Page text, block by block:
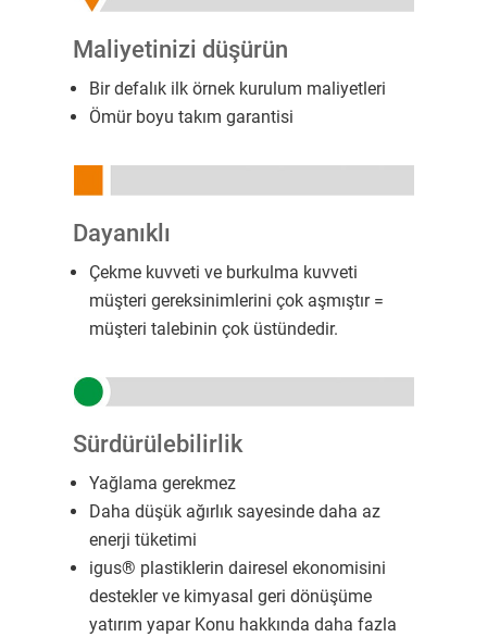
Maliyetinizi düşürün
Bir defalık ilk örnek kurulum maliyetleri
Ömür boyu takım garantisi
Dayanıklı
Çekme kuvveti ve burkulma kuvveti
müşteri gereksinimlerini çok aşmıştır =
müşteri talebinin çok üstündedir.
Sürdürülebilirlik
Yağlama gerekmez
Daha düşük ağırlık sayesinde daha az
enerji tüketimi
igus® plastiklerin dairesel ekonomisini
destekler ve kimyasal geri dönüşüme
yatırım yapar Konu hakkında daha fazla